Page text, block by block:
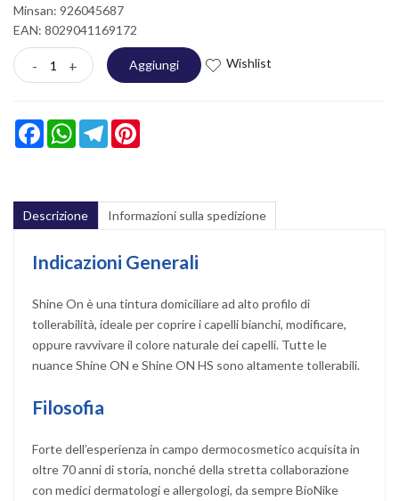
Minsan: 926045687
EAN: 8029041169172
- + Aggiungi Wishlist
FacebookWhatsAppTelegram
Descrizione Informazioni sulla spedizione
Indicazioni Generali
Shine On è una tintura domiciliare ad alto profilo di
tollerabilità, ideale per coprire i capelli bianchi, modificare,
oppure ravvivare il colore naturale dei capelli. Tutte le
nuance Shine ON e Shine ON HS sono altamente tollerabili.
Filosofia
Forte dell’esperienza in campo dermocosmetico acquisita in
oltre 70 anni di storia, nonché della stretta collaborazione
con medici dermatologi e allergologi, da sempre BioNike